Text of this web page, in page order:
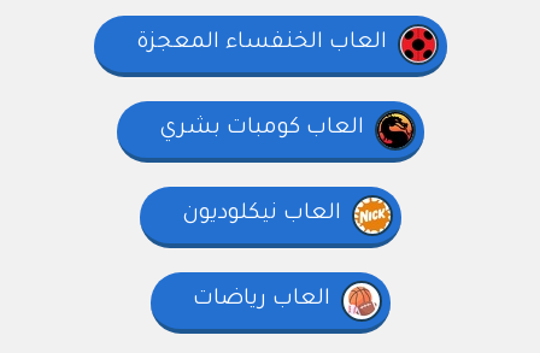
العاب الخنفساء المعجزة
العاب كومبات بشري
العاب نيكلوديون
العاب رياضات